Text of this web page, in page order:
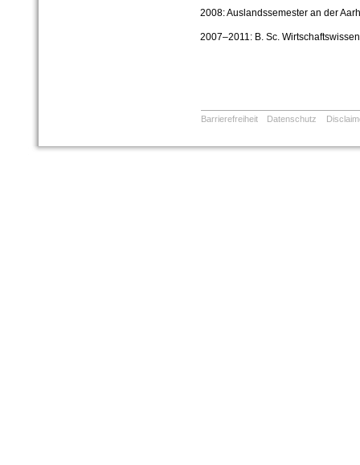
2008: Auslandssemester an der
2007–2011: B. Sc.
Barrierefreiheit Datenschutz